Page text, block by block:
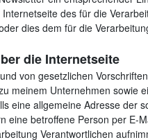
des für die
dies dem für die
die Internetseite
von gesetzlichen
meinem Unternehmen sowie
eine allgemeine Adresse der
eine betroffene Person per
Verantwortlichen